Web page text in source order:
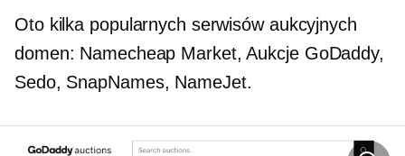
Oto kilka popularnych serwisów aukcyjnych
domen: Namecheap Market, Aukcje GoDaddy,
Sedo, SnapNames, NameJet.